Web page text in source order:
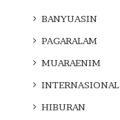
BANYUASIN
PAGARALAM
MUARAENIM
INTERNASIONAL
HIBURAN